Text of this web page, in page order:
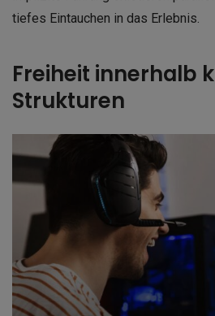
tiefes Eintauchen in das Erlebnis.
Freiheit innerhalb
Strukturen